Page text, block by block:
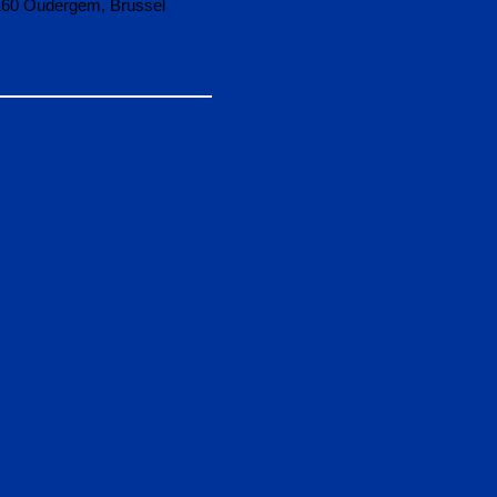
Oudergem, Brussel